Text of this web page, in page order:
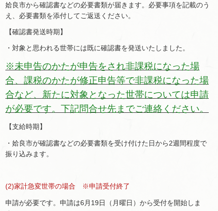
姶良市から確認書などの必要書類が届きます。必要事項を記載のう
え、必要書類を添付してご返送ください。
【確認書発送時期】
・対象と思われる世帯には既に確認書を発送いたしました。
※未申告のかたが申告をされ非課税になった場
合、課税のかたが修正申告等で非課税になった場
合など、新たに対象となった世帯については申請
が必要です。下記問合せ先までご連絡ください。
【支給時期】
・姶良市が確認書などの必要書類を受け付けた日から2週間程度で
振り込みます。
(2)家計急変世帯の場合 ※申請受付終了
申請が必要です。申請は6月19日（月曜日）から受付を開始しま